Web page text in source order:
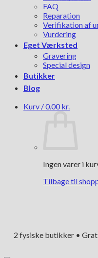
FAQ
Reparation
Verifikation af
Vurdering
Eget Værksted
Gravering
Special design
Butikker
Blog
Kurv /0.00 kr.
Ingen varer i
Tilbage til
2 fysiske butikker •